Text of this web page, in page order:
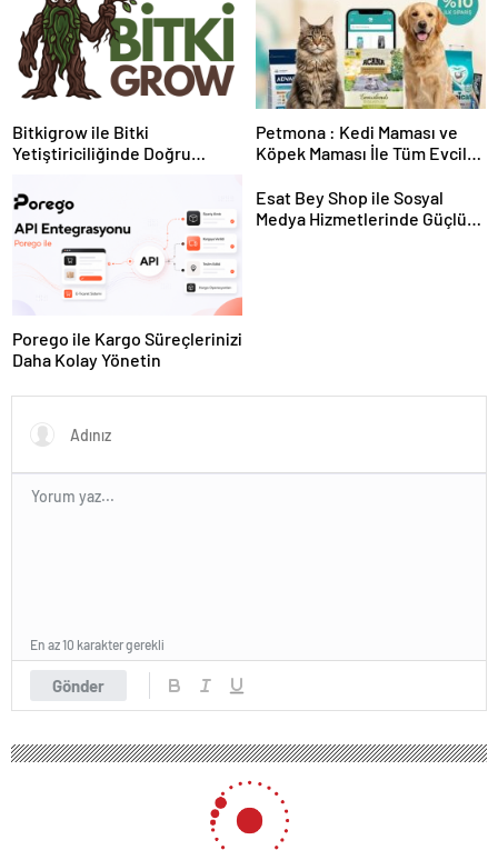
Bitkigrow ile Bitki
Yetiştiriciliğinde Doğru
Petmona : Kedi Maması ve
Köpek Maması İle Tüm Evcil
Porego ile Kargo Süreçlerinizi
Daha Kolay Yönetin
Esat Bey Shop ile Sosyal
Medya Hizmetlerinde Güçlü
Gönder
En az 10 karakter gerekli